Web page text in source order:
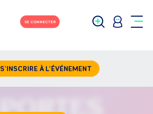
SE CONNECTER
S’INSCRIRE À L’ÉVÉNEMENT